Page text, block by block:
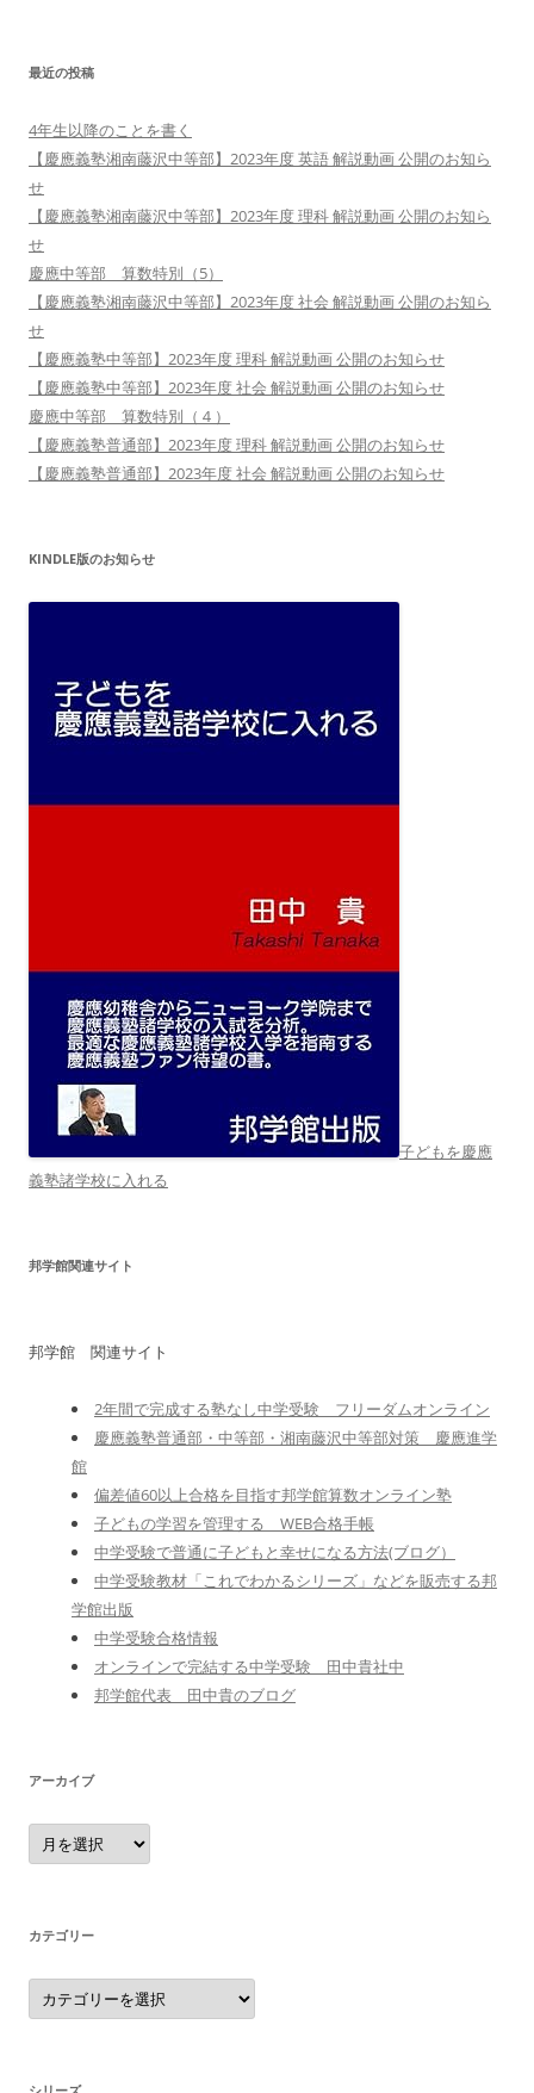
最近の投稿
4年生以降のことを書く
【慶應義塾湘南藤沢中等部】2023年度 英語 解説動画 公開のお知ら
せ
【慶應義塾湘南藤沢中等部】2023年度 理科 解説動画 公開のお知ら
せ
慶應中等部 算数特別（5）
【慶應義塾湘南藤沢中等部】2023年度 社会 解説動画 公開のお知ら
せ
【慶應義塾中等部】2023年度 理科 解説動画 公開のお知らせ
【慶應義塾中等部】2023年度 社会 解説動画 公開のお知らせ
慶應中等部 算数特別（４）
【慶應義塾普通部】2023年度 理科 解説動画 公開のお知らせ
【慶應義塾普通部】2023年度 社会 解説動画 公開のお知らせ
KINDLE版のお知らせ
子どもを慶應
義塾諸学校に入れる
邦学館関連サイト
邦学館 関連サイト
2年間で完成する塾なし中学受験 フリーダムオンライン
慶應義塾普通部・中等部・湘南藤沢中等部対策 慶應進学
館
偏差値60以上合格を目指す邦学館算数オンライン塾
子どもの学習を管理する WEB合格手帳
中学受験で普通に子どもと幸せになる方法(ブログ）
中学受験教材「これでわかるシリーズ」などを販売する邦
学館出版
中学受験合格情報
オンラインで完結する中学受験 田中貴社中
邦学館代表 田中貴のブログ
アーカイブ
ア
ー
カ
カテゴリー
カ
テ
ゴ